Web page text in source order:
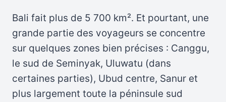
Bali fait plus de 5 700 km². Et pourtant, une
grande partie des voyageurs se concentre
sur quelques zones bien précises : Canggu,
le sud de Seminyak, Uluwatu (dans
certaines parties), Ubud centre, Sanur et
plus largement toute la péninsule sud